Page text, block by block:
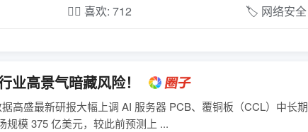
❤️‍🔥 喜欢: 712 🏷️ 网络安全
高景气暗藏风险！
高盛最新研报大幅上调 AI 服务器 PCB、覆铜板（CCL）中长期
模 375 亿美元，较此前预测上 ...